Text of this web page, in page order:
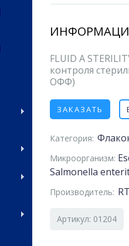
FLUID A
контроля
ОФФ)
ЗАКАЗАТЬ
Категория:
Микроорганизм:
Salmonella
Производитель:
Артикул: 01204